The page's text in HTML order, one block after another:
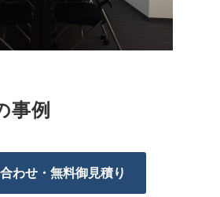
事例
わせ・無料御見積り